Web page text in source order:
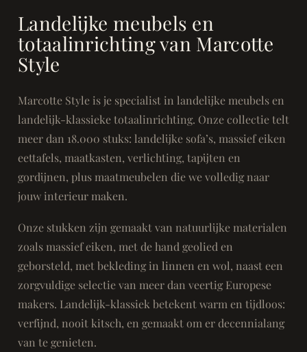
Landelijke meubels en
totaalinrichting van Marcotte
Style
Marcotte Style is je specialist in landelijke meubels en
landelijk-klassieke totaalinrichting. Onze collectie telt
meer dan 18.000 stuks: landelijke sofa’s, massief eiken
eettafels, maatkasten, verlichting, tapijten en
gordijnen, plus maatmeubelen die we volledig naar
jouw interieur maken.
Onze stukken zijn gemaakt van natuurlijke materialen
zoals massief eiken, met de hand geolied en
geborsteld, met bekleding in linnen en wol, naast een
zorgvuldige selectie van meer dan veertig Europese
makers. Landelijk-klassiek betekent warm en tijdloos:
verfijnd, nooit kitsch, en gemaakt om er decennialang
van te genieten.